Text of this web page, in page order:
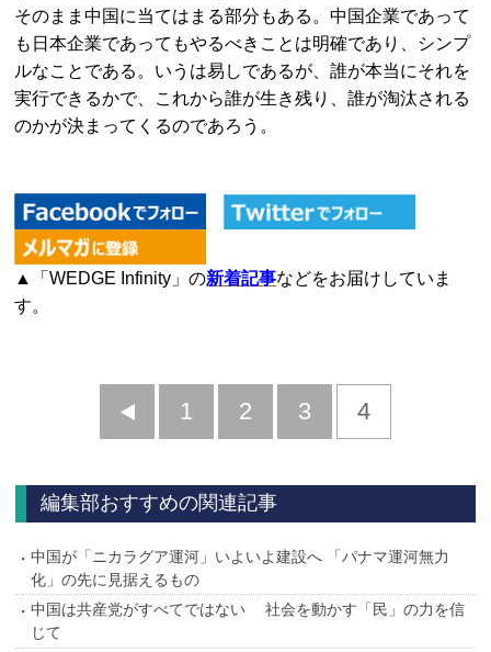
そのまま中国に当てはまる部分もある。中国企業であって
も日本企業であってもやるべきことは明確であり、シンプ
ルなことである。いうは易しであるが、誰が本当にそれを
実行できるかで、これから誰が生き残り、誰が淘汰される
のかが決まってくるのであろう。
▲「WEDGE Infinity」の新着記事などをお届けしていま
す。
前
1 2 3 4
編集部おすすめの関連記事
中国が「ニカラグア運河」いよいよ建設へ 「パナマ運河無力
化」の先に見据えるもの
中国は共産党がすべてではない 社会を動かす「民」の力を信
じて